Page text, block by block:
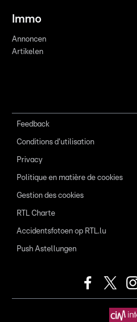
Immo
Annoncen
Artikelen
Feedback
Conditions d'utilisation
Privacy
Politique en matière de cookies
Gestion des cookies
RTL Charte
Accidentsfotoen op RTL.lu
Push Astellungen